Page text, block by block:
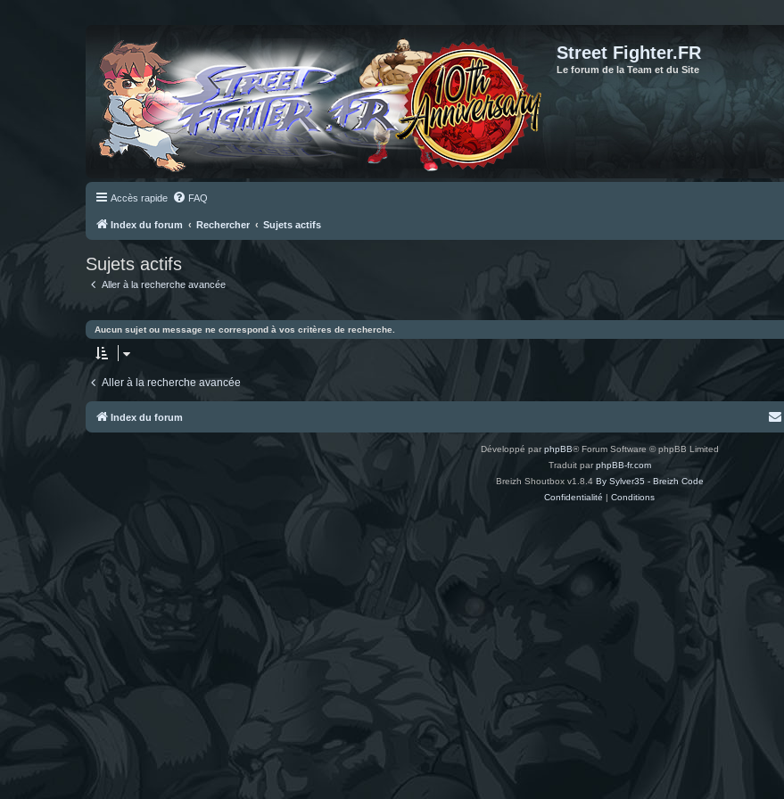
Street Fighter.FR
Le forum de la Team et du Site
Accès rapide FAQ
Index du forum Rechercher Sujets actifs
Sujets actifs
Aller à la recherche avancée
Aucun sujet ou message ne correspond à vos critères de recherche.
Aller à la recherche avancée
Index du forum
Développé parphpBB® Forum Software © phpBB Limited
Traduit parphpBB-fr.com
Breizh Shoutbox v1.8.4 By Sylver35 - Breizh Code
Confidentialité | Conditions